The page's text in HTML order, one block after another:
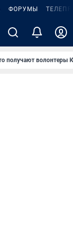
ФОРУМЫ
получают волонтеры